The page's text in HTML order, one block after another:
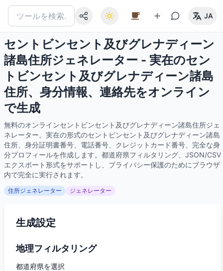
JA
セントビンセント及びグレナディーン
諸島住所ジェネレーター - 実在のセン
トビンセント及びグレナディーン諸島
住所、身分情報、連絡先をオンライン
で生成
無料のオンラインセントビンセント及びグレナディーン諸島住所ジェ
ネレーター。実在の形式のセントビンセント及びグレナディーン諸島
住所、身分証明書番号、電話番号、クレジットカード番号、完全な身
分プロフィールを作成します。都道府県フィルタリング、JSON/CSV
エクスポート形式をサポートし、プライバシー保護のためにブラウザ
内で完全に実行されます。
住所ジェネレーター ジェネレーター
生成設定
地理フィルタリング
都道府県を選択